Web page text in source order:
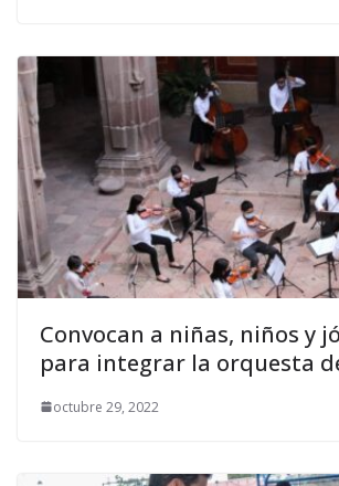
Convocan a niñas, niños y
para integrar la orquesta
octubre 29, 2022